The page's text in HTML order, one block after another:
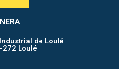
NERA
de Loulé
272 Loulé